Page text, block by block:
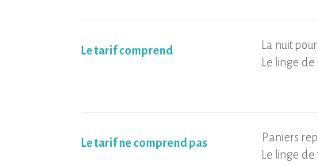
Le tarif comprend
La nuit
Le linge de
Le tarif ne comprend pas
Paniers
Le linge